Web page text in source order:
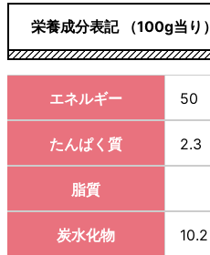
栄養成分表記 （100g当り）
エネルギー
たんぱく質
脂質
炭水化物
50
2.3
10.2